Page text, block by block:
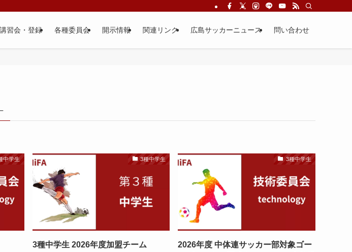
講習会・登録 各種委員会 開示情報 関連リンク 広島サッカーニュース 問い合わせ
中学生 3種中学生
3種中学生 2026年度加盟チーム
3種中学生
2026年度 中体連サッカー部対象ゴー